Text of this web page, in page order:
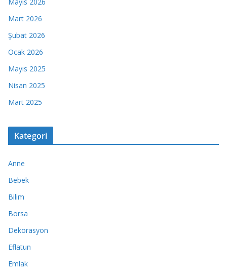
Mayıs 2026
Mart 2026
Şubat 2026
Ocak 2026
Mayıs 2025
Nisan 2025
Mart 2025
Kategori
Anne
Bebek
Bilim
Borsa
Dekorasyon
Eflatun
Emlak